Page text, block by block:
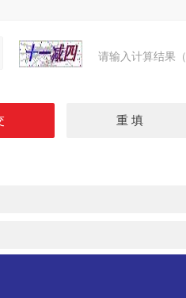
请输入计算结果